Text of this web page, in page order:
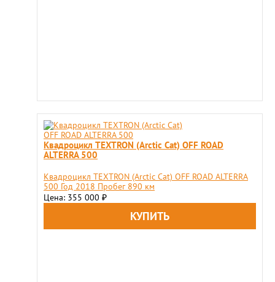
Квадроцикл TEXTRON (Arctic Cat) OFF ROAD
ALTERRA 500
Квадроцикл TEXTRON (Arctic Cat) OFF ROAD ALTERRA
500 Год 2018 Пробег 890 км
Цена: 355 000 ₽